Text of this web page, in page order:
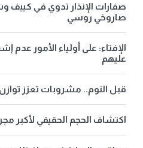
صفارات الإنذار تدوي في
صاروخي روسي
الإفتاء: على أولياء الأمور
عليهم
قبل النوم.. مشروبات تعزز
اكتشاف الحجم الحقيقي لأكبر